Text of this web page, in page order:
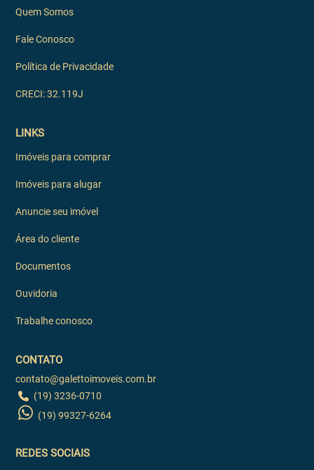
Quem Somos
Fale Conosco
Política de Privacidade
CRECI: 32.119J
LINKS
Imóveis para comprar
Imóveis para alugar
Anuncie seu imóvel
Área do cliente
Documentos
Ouvidoria
Trabalhe conosco
CONTATO
contato@galettoimoveis.com.br
(19) 3236-0710
(19) 99327-6264
REDES SOCIAIS